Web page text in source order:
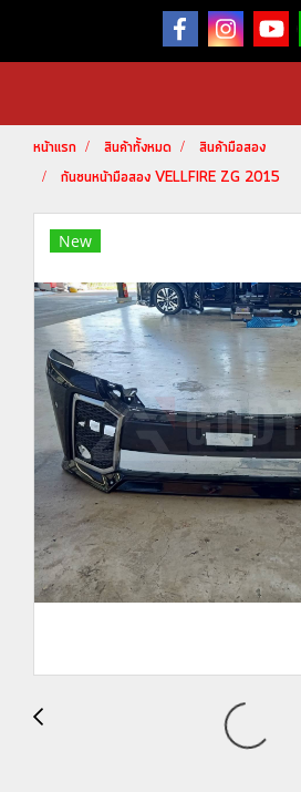
หน้าแรก สินค้าทั้งหมด
สินค้ามือสอง
กันชนหน้ามือสอง VELLFIRE ZG 2015
New